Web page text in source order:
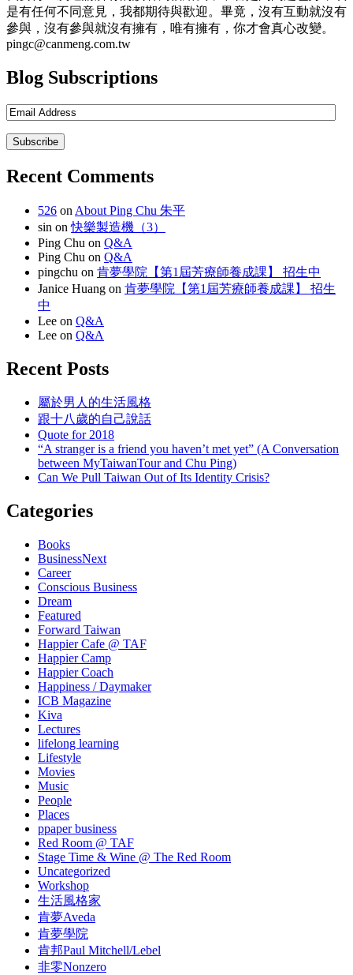
是有任何不同意見，我都期待與歡迎。畢竟，沒有互動就沒有
參與，沒有參與就沒有擁有，唯有擁有，你才會真心改變。
pingc@canmeng.com.tw
Blog Subscriptions
Recent Comments
526 on About Ping Chu 朱平
sin on快樂製造機（3）
Ping Chu on Q&A
Ping Chu on Q&A
pingchu on 肯夢學院【第1屆芳療師養成課】 招生中
Janice Huang on 肯夢學院【第1屆芳療師養成課】 招生
中
Lee on Q&A
Lee on Q&A
Recent Posts
屬於男人的生活風格
跟十八歲的自己說話
Quote for 2018
“A stranger is a friend you haven’t met yet” (A Conversation
between MyTaiwanTour and Chu Ping)
Can We Pull Taiwan Out of Its Identity Crisis?
Categories
Books
BusinessNext
Career
Conscious Business
Dream
Featured
Forward Taiwan
Happier Cafe @ TAF
Happier Camp
Happier Coach
Happiness / Daymaker
ICB Magazine
Kiva
Lectures
lifelong learning
Lifestyle
Movies
Music
People
Places
ppaper business
Red Room @ TAF
Stage Time & Wine @ The Red Room
Uncategorized
Workshop
生活風格家
肯夢Aveda
肯夢學院
肯邦Paul Mitchell/Lebel
非零Nonzero